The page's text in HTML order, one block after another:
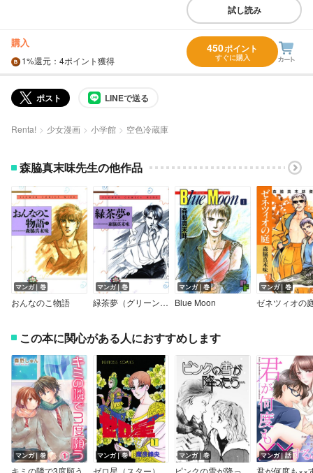
試し読み
購入
1%還元 ：4ポイント獲得
450ポイント
すぐに購入
ポスト LINEで送る
Renta! 少女漫画 小学館 空色冷蔵庫
森脇真末味先生の他作品
マンガ｜巻
おんなのこ物語
マンガ｜巻
緑茶夢（グリーンティードリーム）
マンガ｜巻
Blue Moon
マンガ｜巻
ゼネツィオの
この本に関心がある人におすすめします
マンガ｜巻 マンガ｜巻 マンガ｜巻 マンガ｜話